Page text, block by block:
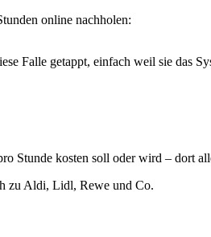
online nachholen:
Falle getappt, einfach weil sie das
Stunde kosten soll oder wird – dort
zu Aldi, Lidl, Rewe und Co.